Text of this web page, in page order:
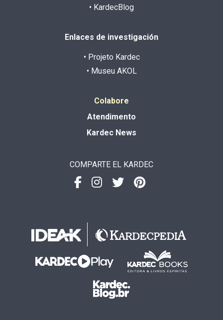
• KardecBlog
Enlaces de investigación
• Projeto Kardec
• Museu AKOL
Colabore
Atendimento
Kardec News
COMPARTE EL KARDEC